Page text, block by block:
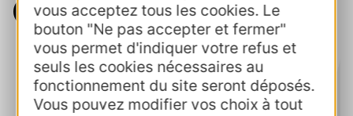
vous acceptez tous les cookies. Le
bouton "Ne pas accepter et fermer"
vous permet d'indiquer votre refus et
seuls les cookies nécessaires au
fonctionnement du site seront déposés.
Vous pouvez modifier vos choix à tout
Télécharger l'infographie